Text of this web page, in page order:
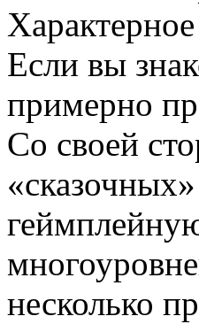
Если вы
примерно
Со своей
несколько